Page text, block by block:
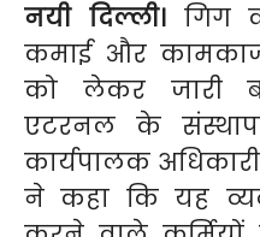
नयी दिल्ली।गिग
कमाई और
को लेकर जारी
एटरनल के
कार्यपालक
ने कहा कि यह